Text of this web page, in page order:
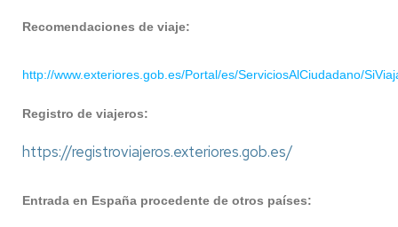
Recomendaciones de viaje:
http://www.exteriores.gob.es/Portal/es/ServiciosAlCiudadano/
Registro de viajeros:
https://registroviajeros.exteriores.gob.es/
Entrada en España procedente de otros países: